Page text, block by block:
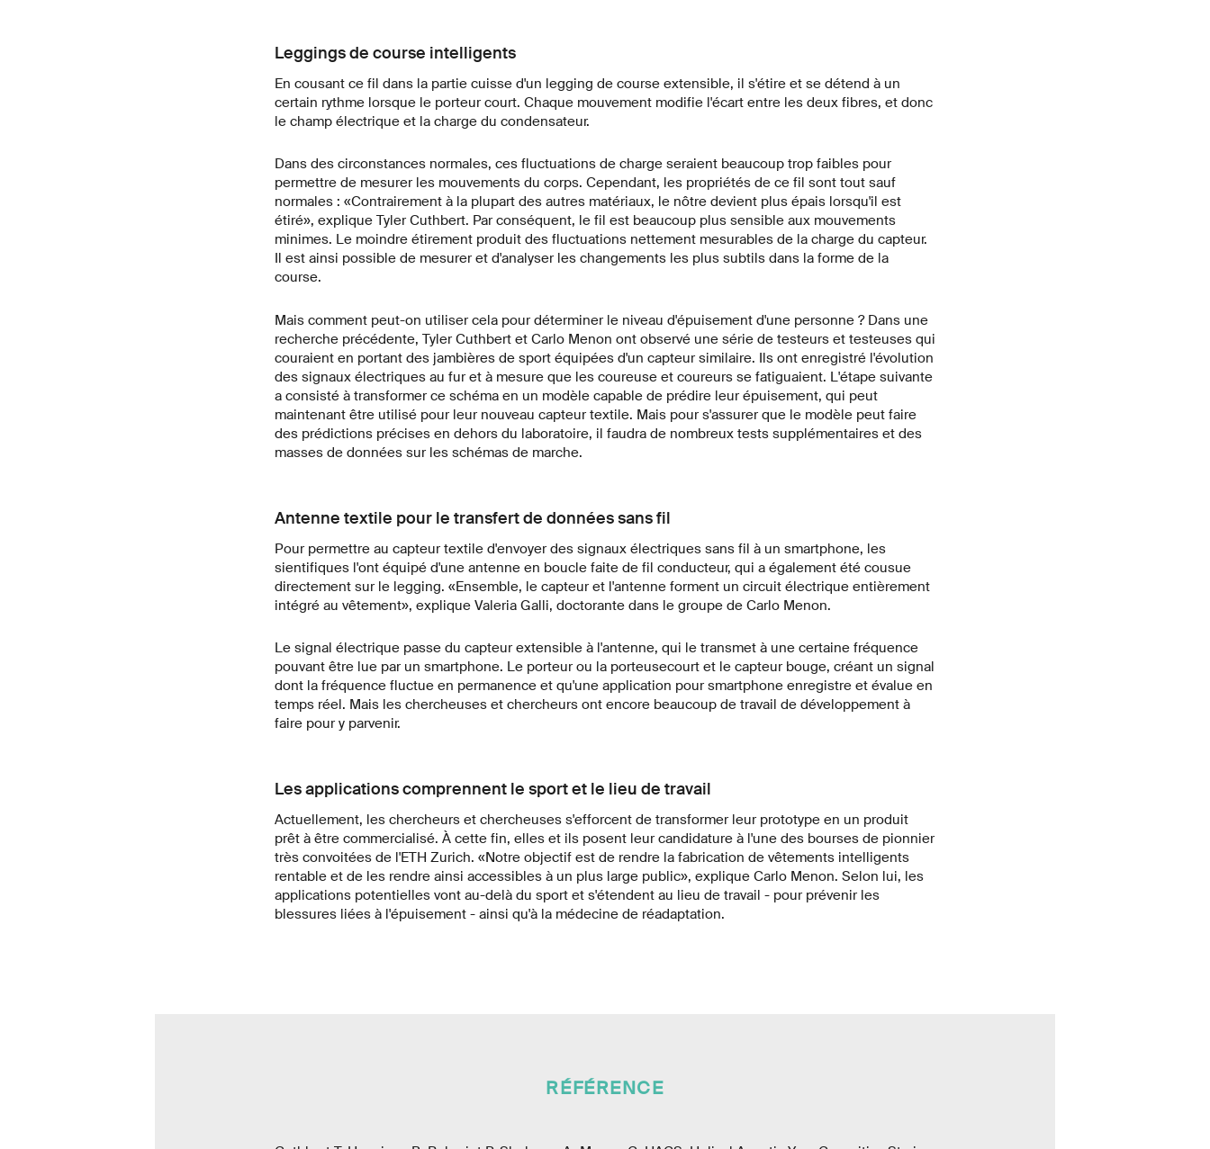
Leggings de course intelligents
En cousant ce fil dans la partie cuisse d'un legging de course extensible, il s'étire et se détend à un
certain rythme lorsque le porteur court. Chaque mouvement modifie l'écart entre les deux fibres, et donc
le champ électrique et la charge du condensateur.
Dans des circonstances normales, ces fluctuations de charge seraient beaucoup trop faibles pour
permettre de mesurer les mouvements du corps. Cependant, les propriétés de ce fil sont tout sauf
normales : «Contrairement à la plupart des autres matériaux, le nôtre devient plus épais lorsqu'il est
étiré», explique Tyler Cuthbert. Par conséquent, le fil est beaucoup plus sensible aux mouvements
minimes. Le moindre étirement produit des fluctuations nettement mesurables de la charge du capteur.
Il est ainsi possible de mesurer et d'analyser les changements les plus subtils dans la forme de la
course.
Mais comment peut-on utiliser cela pour déterminer le niveau d'épuisement d'une personne ? Dans une
recherche précédente, Tyler Cuthbert et Carlo Menon ont observé une série de testeurs et testeuses qui
couraient en portant des jambières de sport équipées d'un capteur similaire. Ils ont enregistré l'évolution
des signaux électriques au fur et à mesure que les coureuse et coureurs se fatiguaient. L'étape suivante
a consisté à transformer ce schéma en un modèle capable de prédire leur épuisement, qui peut
maintenant être utilisé pour leur nouveau capteur textile. Mais pour s'assurer que le modèle peut faire
des prédictions précises en dehors du laboratoire, il faudra de nombreux tests supplémentaires et des
masses de données sur les schémas de marche.
Antenne textile pour le transfert de données sans fil
Pour permettre au capteur textile d'envoyer des signaux électriques sans fil à un smartphone, les
sientifiques l'ont équipé d'une antenne en boucle faite de fil conducteur, qui a également été cousue
directement sur le legging. «Ensemble, le capteur et l'antenne forment un circuit électrique entièrement
intégré au vêtement», explique Valeria Galli, doctorante dans le groupe de Carlo Menon.
Le signal électrique passe du capteur extensible à l'antenne, qui le transmet à une certaine fréquence
pouvant être lue par un smartphone. Le porteur ou la porteusecourt et le capteur bouge, créant un signal
dont la fréquence fluctue en permanence et qu'une application pour smartphone enregistre et évalue en
temps réel. Mais les chercheuses et chercheurs ont encore beaucoup de travail de développement à
faire pour y parvenir.
Les applications comprennent le sport et le lieu de travail
Actuellement, les chercheurs et chercheuses s'efforcent de transformer leur prototype en un produit
prêt à être commercialisé. À cette fin, elles et ils posent leur candidature à l'une des bourses de pionnier
très convoitées de l'ETH Zurich. «Notre objectif est de rendre la fabrication de vêtements intelligents
rentable et de les rendre ainsi accessibles à un plus large public», explique Carlo Menon. Selon lui, les
applications potentielles vont au-delà du sport et s'étendent au lieu de travail - pour prévenir les
blessures liées à l'épuisement - ainsi qu'à la médecine de réadaptation.
RÉFÉRENCE